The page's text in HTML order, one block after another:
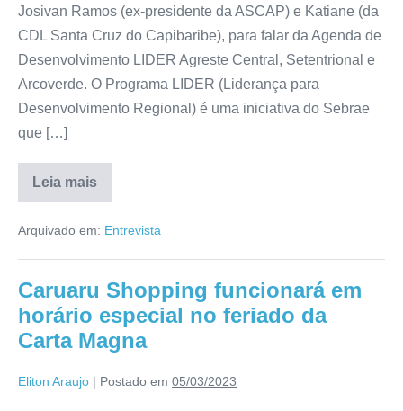
Josivan Ramos (ex-presidente da ASCAP) e Katiane (da
CDL Santa Cruz do Capibaribe), para falar da Agenda de
Desenvolvimento LIDER Agreste Central, Setentrional e
Arcoverde. O Programa LIDER (Liderança para
Desenvolvimento Regional) é uma iniciativa do Sebrae
que […]
Leia mais
Arquivado em: Entrevista
Caruaru Shopping funcionará em
horário especial no feriado da
Carta Magna
Eliton Araujo | Postado em 05/03/2023